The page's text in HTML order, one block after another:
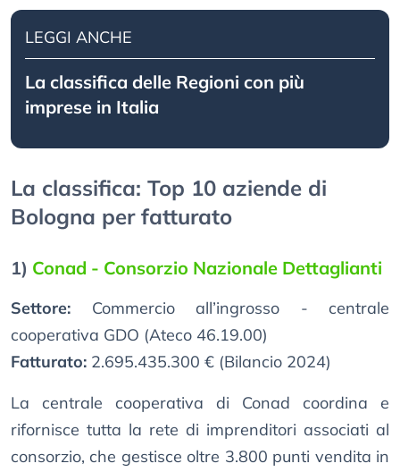
LEGGI ANCHE
La classifica delle Regioni con più
imprese in Italia
La classifica: Top 10 aziende di
Bologna per fatturato
1) Conad - Consorzio Nazionale Dettaglianti
Settore: Commercio all’ingrosso - centrale
cooperativa GDO (Ateco 46.19.00)
Fatturato: 2.695.435.300 € (Bilancio 2024)
La centrale cooperativa di Conad coordina e
rifornisce tutta la rete di imprenditori associati al
consorzio, che gestisce oltre 3.800 punti vendita in